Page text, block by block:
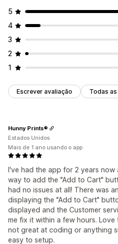
5
4
3
2
1
Escrever avaliação Todas
I've had the app for 2 years
way to add the "Add to Cart"
had no issues at all! There was
displaying the "Add to Cart"
displayed and the Customer
me fix it within a few hours. Love
not great at coding or anything
easy to setup.
Hunny Prints®
Estados Unidos
Mais de 1 ano usando o app